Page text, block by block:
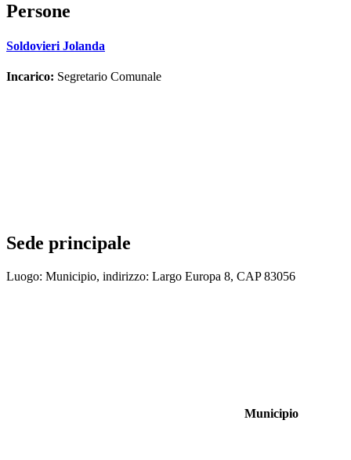
Persone
Soldovieri Jolanda
Incarico: Segretario Comunale
Sede principale
Luogo: Municipio, indirizzo: Largo Europa 8, CAP 83056
Municipio